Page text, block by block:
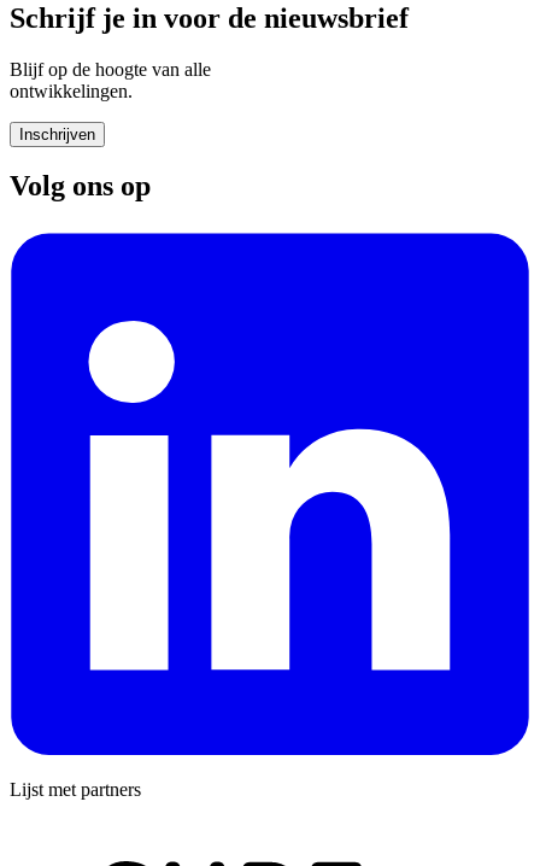
Schrijf je in voor de nieuwsbrief
Blijf op de hoogte van alle
ontwikkelingen.
Inschrijven
Volg ons op
Lijst met partners